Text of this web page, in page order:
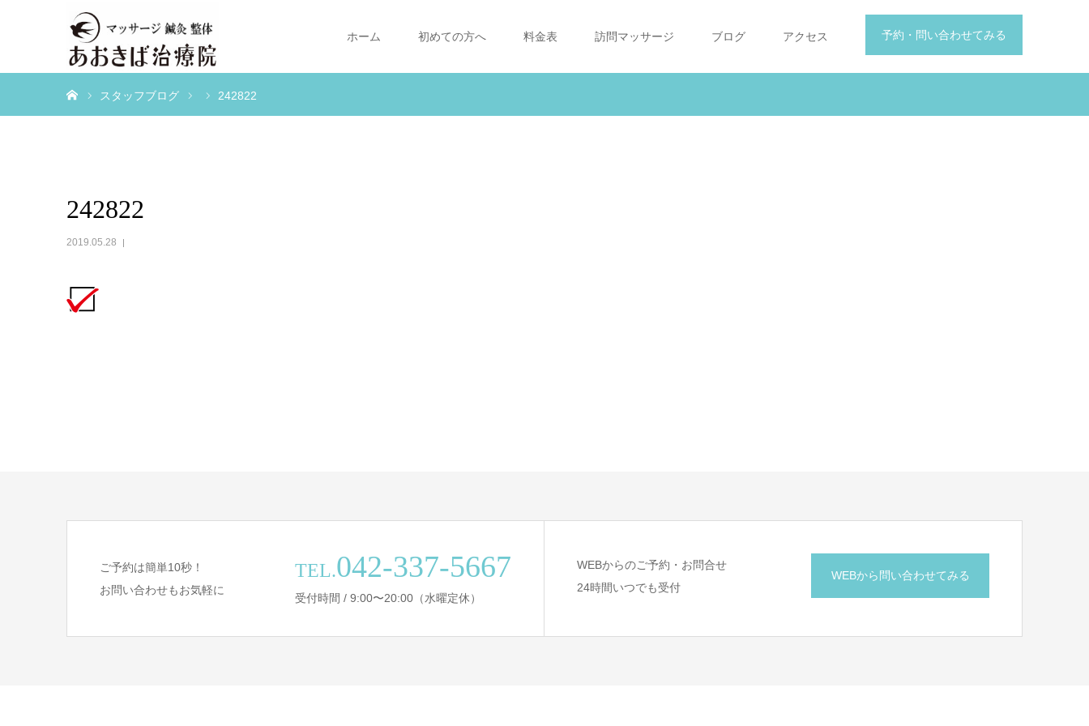
予約・問い合わせてみる
ホーム 初めての方へ 料金表 訪問マッサージ ブログ アクセス
スタッフブログ 242822
242822
2019.05.28
ご予約は簡単10秒！
お問い合わせもお気軽に
TEL.042-337-5667
受付時間 / 9:00〜20:00（水曜定休）
WEBからのご予約・お問合せ
24時間いつでも受付
WEBから問い合わせてみる